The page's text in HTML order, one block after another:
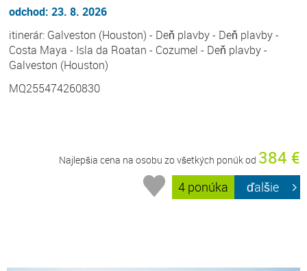
odchod: 23. 8. 2026
itinerár: Galveston (Houston) - Deň plavby - Deň plavby -
Costa Maya - Isla da Roatan - Cozumel - Deň plavby -
Galveston (Houston)
MQ255474260830
Najlepšia cena na osobu zo všetkých ponúk od 384 €
4 ponúka ďalšie